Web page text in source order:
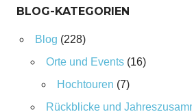
BLOG-KATEGORIEN
Blog (228)
Orte und Events(16)
Hochtouren (7)
Rückblicke und